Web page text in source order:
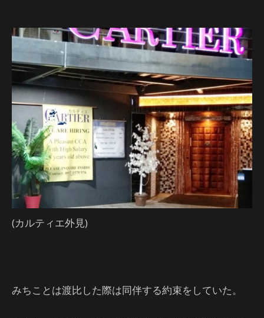
(カルティエ外見)
みちことは渡比した際は同伴する約束をしていた。